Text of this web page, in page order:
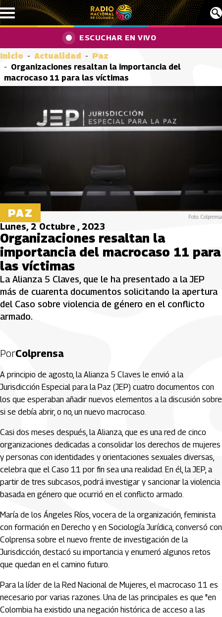
Pasar al contenido principal
ESCUCHAR EN VIVO
Inicio Actualidad
Paz
Organizaciones resaltan la importancia del
macrocaso 11 para las víctimas
PAZ Foto. Colprensa
Lunes, 2 Octubre , 2023
Organizaciones resaltan la
importancia del macrocaso 11 para
las víctimas
La Alianza 5 Claves, que le ha presentado a la JEP
más de cuarenta documentos solicitando la apertura
del Caso sobre violencia de género en el conflicto
armado.
PorColprensa
A principio de agosto, la Alianza 5 Claves le envió a la
Jurisdicción Especial para la Paz (JEP) cuatro documentos con
los que esperaban añadir nuevos elementos a la discusión sobre
si se debía abrir, o no, un nuevo macrocaso.
Casi dos meses después, la Alianza, que es una red de cinco
organizaciones dedicadas a consolidar los derechos de mujeres
y personas con identidades y orientaciones sexuales diversas,
celebra que el Caso 11 por fin sea una realidad. En él, la JEP, a
partir de tres subcasos, podrá investigar y sancionar la violencia
basada en género que ocurrió en el conflicto armado.
María de los Ángeles Ríos, vocera de la organización, feminista
con formación en Derecho y en Sociología Jurídica, conversó con
Colprensa sobre el nuevo frente de investigación de la
Jurisdicción, destacó su importancia y enumeró algunos retos
que quedan en el camino futuro.
Para la líder de la Red Nacional de Mujeres, el macrocaso 11 es
necesario por varias razones. Una de las principales es que "en
Colombia ha existido una negación histórica de acceso a las